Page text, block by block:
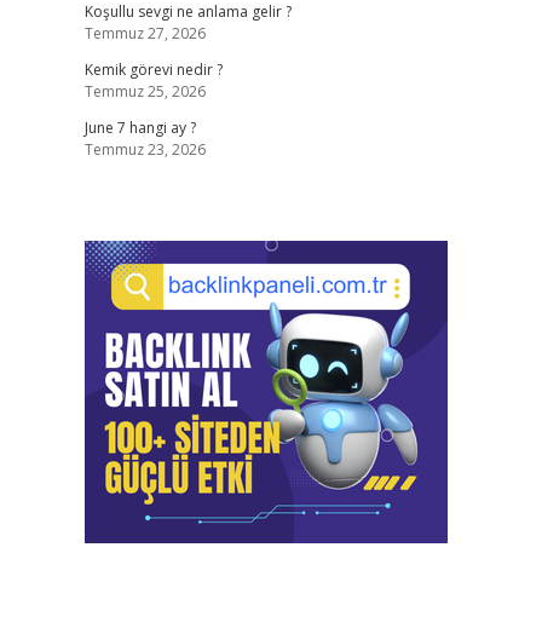
Koşullu sevgi ne anlama gelir ?
Temmuz 27, 2026
Kemik görevi nedir ?
Temmuz 25, 2026
June 7 hangi ay ?
Temmuz 23, 2026